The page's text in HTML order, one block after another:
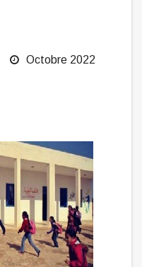
Octobre 2022